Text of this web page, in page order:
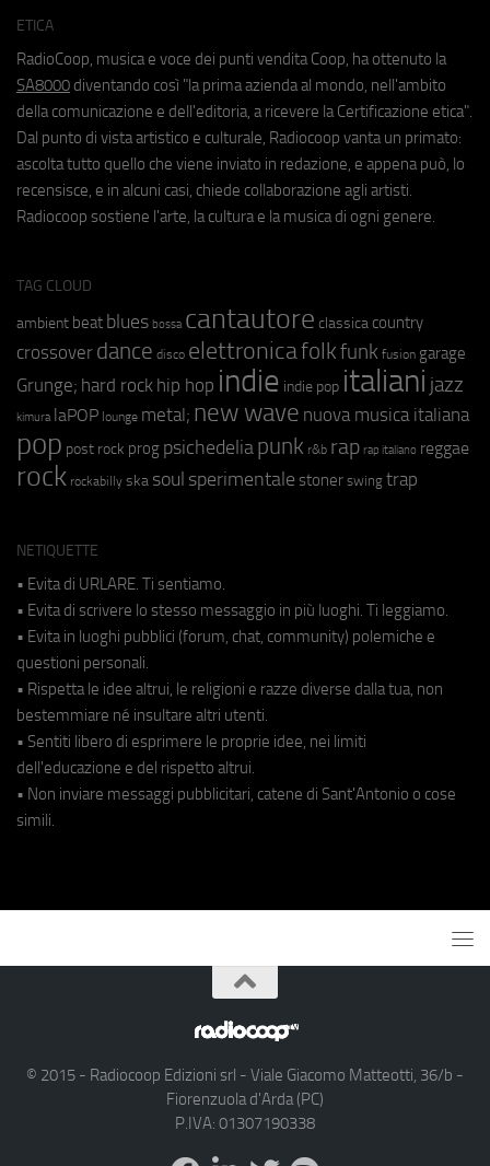
ETICA
RadioCoop, musica e voce dei punti vendita Coop, ha ottenuto la
SA8000 diventando così "la prima azienda al mondo, nell'ambito
della comunicazione e dell'editoria, a ricevere la Certificazione etica".
Dal punto di vista artistico e culturale, Radiocoop vanta un primato:
ascolta tutto quello che viene inviato in redazione, e appena può, lo
recensisce, e in alcuni casi, chiede collaborazione agli artisti.
Radiocoop sostiene l'arte, la cultura e la musica di ogni genere.
TAG CLOUD
ambient beat blues bossa cantautore classica country
crossover dance disco elettronicafolkfunk fusion garage
Grunge; hard rock hip hop indie indie pop italiani jazz
kimura laPOP lounge metal; new wave nuova musica italiana
pop post rock prog psichedeliapunk r&b rap rap italiano reggae
rock rockabilly ska soul sperimentale stoner swing trap
NETIQUETTE
• Evita di URLARE. Ti sentiamo.
• Evita di scrivere lo stesso messaggio in più luoghi. Ti leggiamo.
• Evita in luoghi pubblici (forum, chat, community) polemiche e
questioni personali.
• Rispetta le idee altrui, le religioni e razze diverse dalla tua, non
bestemmiare né insultare altri utenti.
• Sentiti libero di esprimere le proprie idee, nei limiti
dell'educazione e del rispetto altrui.
• Non inviare messaggi pubblicitari, catene di Sant'Antonio o cose
simili.
© 2015 - Radiocoop Edizioni srl - Viale Giacomo Matteotti, 36/b -
Fiorenzuola d'Arda (PC)
P.IVA: 01307190338